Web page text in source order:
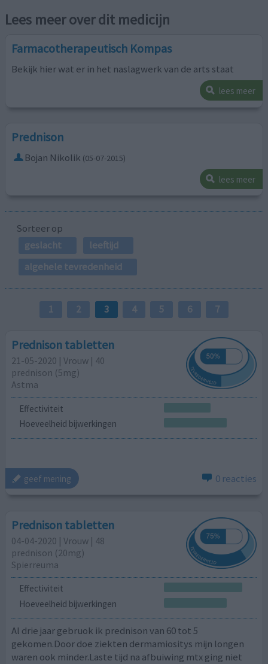
Lees meer over dit medicijn
Farmacotherapeutisch Kompas
Bekijk hier wat er in het naslagwerk van de arts staat
lees meer
Prednison
Bojan Nikolik (05-07-2015)
lees meer
Sorteer op
geslacht
leeftijd
algehele tevredenheid
1 2 3 4 5 6 7
Prednison tabletten
21-05-2020 | Vrouw | 40
prednison (5mg)
Astma
Effectiviteit
Hoeveelheid bijwerkingen
geef mening 0 reacties
Prednison tabletten
04-04-2020 | Vrouw | 48
prednison (20mg)
Spierreuma
Effectiviteit
Hoeveelheid bijwerkingen
Al drie jaar gebruok ik prednison van 60 tot 5
gekomen.Door doe ziekten dermamiositys mijn longen
waren ook minder.Laste tijd na afbuiwing mtx ging niet